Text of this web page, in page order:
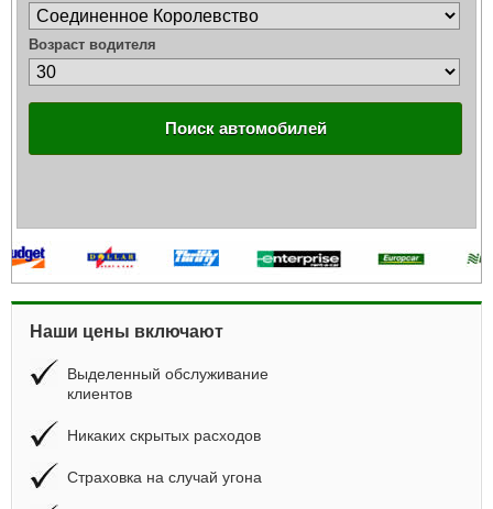
Возраст водителя
Поиск автомобилей
Наши цены включают
Выделенный обслуживание
клиентов
Никаких скрытых расходов
Страховка на случай угона